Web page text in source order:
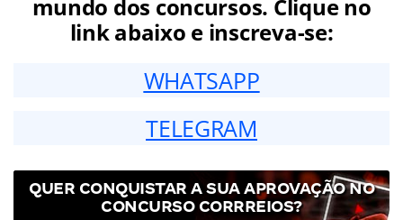
mundo dos concursos. Clique no
link abaixo e inscreva-se:
WHATSAPP
TELEGRAM
QUER CONQUISTAR A SUA APROVAÇÃO NO
CONCURSO CORRREIOS?